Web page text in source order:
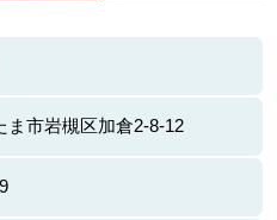
ま市岩槻区加倉2-8-12